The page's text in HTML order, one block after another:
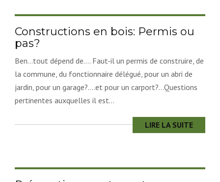
Constructions en bois: Permis ou
pas?
Ben…tout dépend de…. Faut-il un permis de construire, de
la commune, du fonctionnaire délégué, pour un abri de
jardin, pour un garage?….et pour un carport?…Questions
pertinentes auxquelles il est...
LIRE LA SUITE